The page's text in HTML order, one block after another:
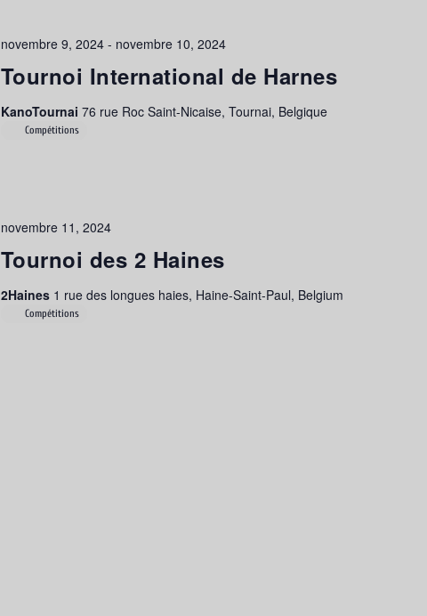
Tournoi International de Harnes
novembre 9, 2024- novembre 10, 2024
KanoTournai 76 rue Roc Saint-Nicaise, Tournai, Belgique
Compétitions
Tournoi des 2 Haines
novembre 11, 2024
2Haines 1 rue des longues haies, Haine-Saint-Paul, Belgium
Compétitions